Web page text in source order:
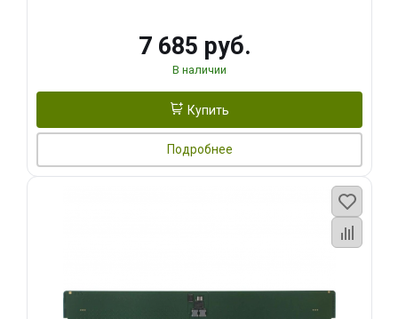
7 685 руб.
В наличии
Купить
Подробнее